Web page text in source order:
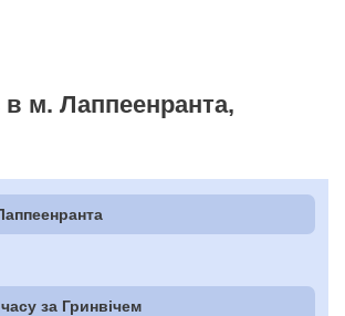
м. Лаппеенранта,
за Гринвічем